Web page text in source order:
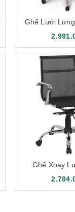
liệu lưới cao cấp,
Ghế Lưới
Ghế Xoay